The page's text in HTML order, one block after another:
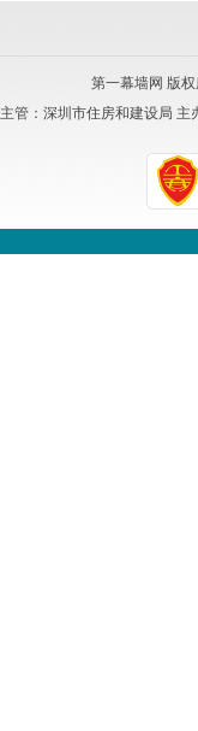
第一幕墙网 版
主管：深圳市住房和建设局 主